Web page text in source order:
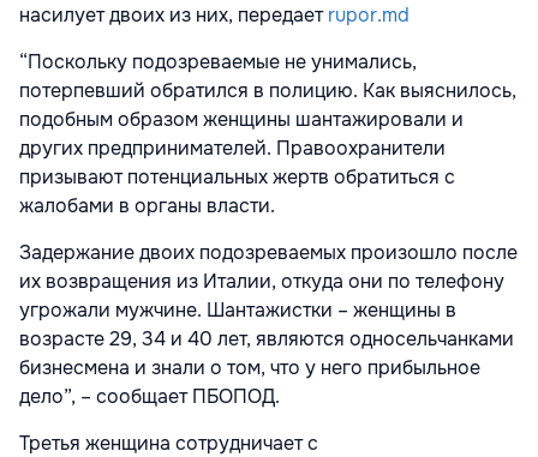
насилует двоих из них, передаетrupor.md
“Поскольку подозреваемые не унимались,
потерпевший обратился в полицию. Как выяснилось,
подобным образом женщины шантажировали и
других предпринимателей. Правоохранители
призывают потенциальных жертв обратиться с
жалобами в органы власти.
Задержание двоих подозреваемых произошло после
их возвращения из Италии, откуда они по телефону
угрожали мужчине. Шантажистки – женщины в
возрасте 29, 34 и 40 лет, являются односельчанками
бизнесмена и знали о том, что у него прибыльное
дело”, – сообщает ПБОПОД.
Третья женщина сотрудничает с